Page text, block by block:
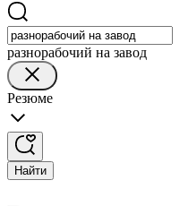
разнорабочий на завод
Резюме
Найти